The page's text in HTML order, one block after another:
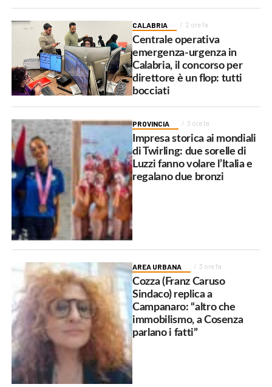
CALABRIA 2 ore fa
Centrale operativa
emergenza-urgenza in
Calabria, il concorso per
direttore è un flop: tutti
bocciati
PROVINCIA 3 ore fa
Impresa storica ai mondiali
di Twirling: due sorelle di
Luzzi fanno volare l’Italia e
regalano due bronzi
AREA URBANA 3 ore fa
Cozza (Franz Caruso
Sindaco) replica a
Campanaro: “altro che
immobilismo, a Cosenza
parlano i fatti”